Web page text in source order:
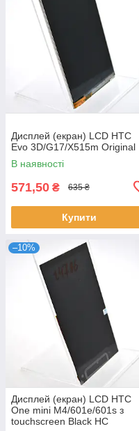
Дисплей (екран) LCD HTC
Evo 3D/G17/X515m Original
В наявності
571,50 ₴ 635 ₴
Купити
–10%
Дисплей (екран) LCD HTC
One mini M4/601e/601s з
touchscreen Black HC